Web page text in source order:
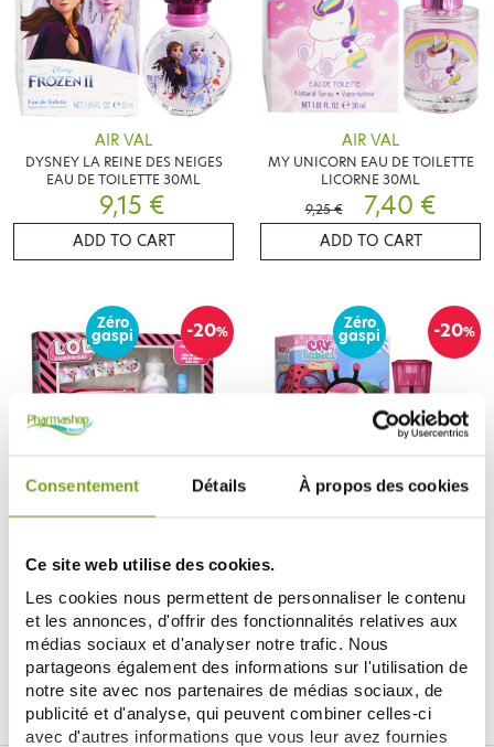
Consentement Détails À propos des cookies
Ce site web utilise des cookies.
Les cookies nous permettent de personnaliser le contenu
et les annonces, d'offrir des fonctionnalités relatives aux
médias sociaux et d'analyser notre trafic. Nous
partageons également des informations sur l'utilisation de
notre site avec nos partenaires de médias sociaux, de
publicité et d'analyse, qui peuvent combiner celles-ci
avec d'autres informations que vous leur avez fournies
AIR VAL
DYSNEY LA REINE DES NEIGES
EAU DE TOILETTE 30ML
9,15 €
ADD TO CART
AIR VAL
MY UNICORN EAU DE TOILETTE
LICORNE 30ML
9,25 €
7,40 €
ADD TO CART
-20%
Zéro
gaspi
PRODUITS
11,70 €
9,36 €
ADD TO CART
-20%
Zéro
gaspi
9,65 €
7,72 €
ADD TO CART